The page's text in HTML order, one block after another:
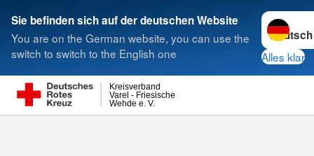
Sie befinden sich auf der deutschen Website
You are on the German website, you can use the
switch to switch to the English one
Sprache
Alles klar
Wehde e. V.
Varel - Friesische
Kreisverband
Suche